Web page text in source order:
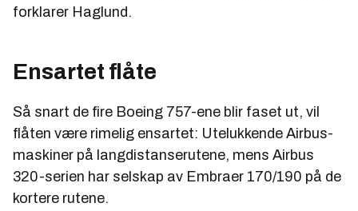
forklarer Haglund.
Ensartet flåte
Så snart de fire Boeing 757-ene blir faset ut, vil
flåten være rimelig ensartet: Utelukkende Airbus-
maskiner på langdistanserutene, mens Airbus
320-serien har selskap av Embraer 170/190 på de
kortere rutene.